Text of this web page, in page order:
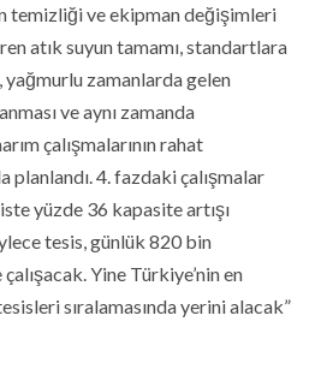
temizliği ve ekipman değişimleri
atık suyun tamamı, standartlara
yağmurlu zamanlarda gelen
ve aynı zamanda
çalışmalarının rahat
planlandı. 4. fazdaki çalışmalar
yüzde 36 kapasite artışı
tesis, günlük 820 bin
Yine Türkiye’nin en
sıralamasında yerini alacak”